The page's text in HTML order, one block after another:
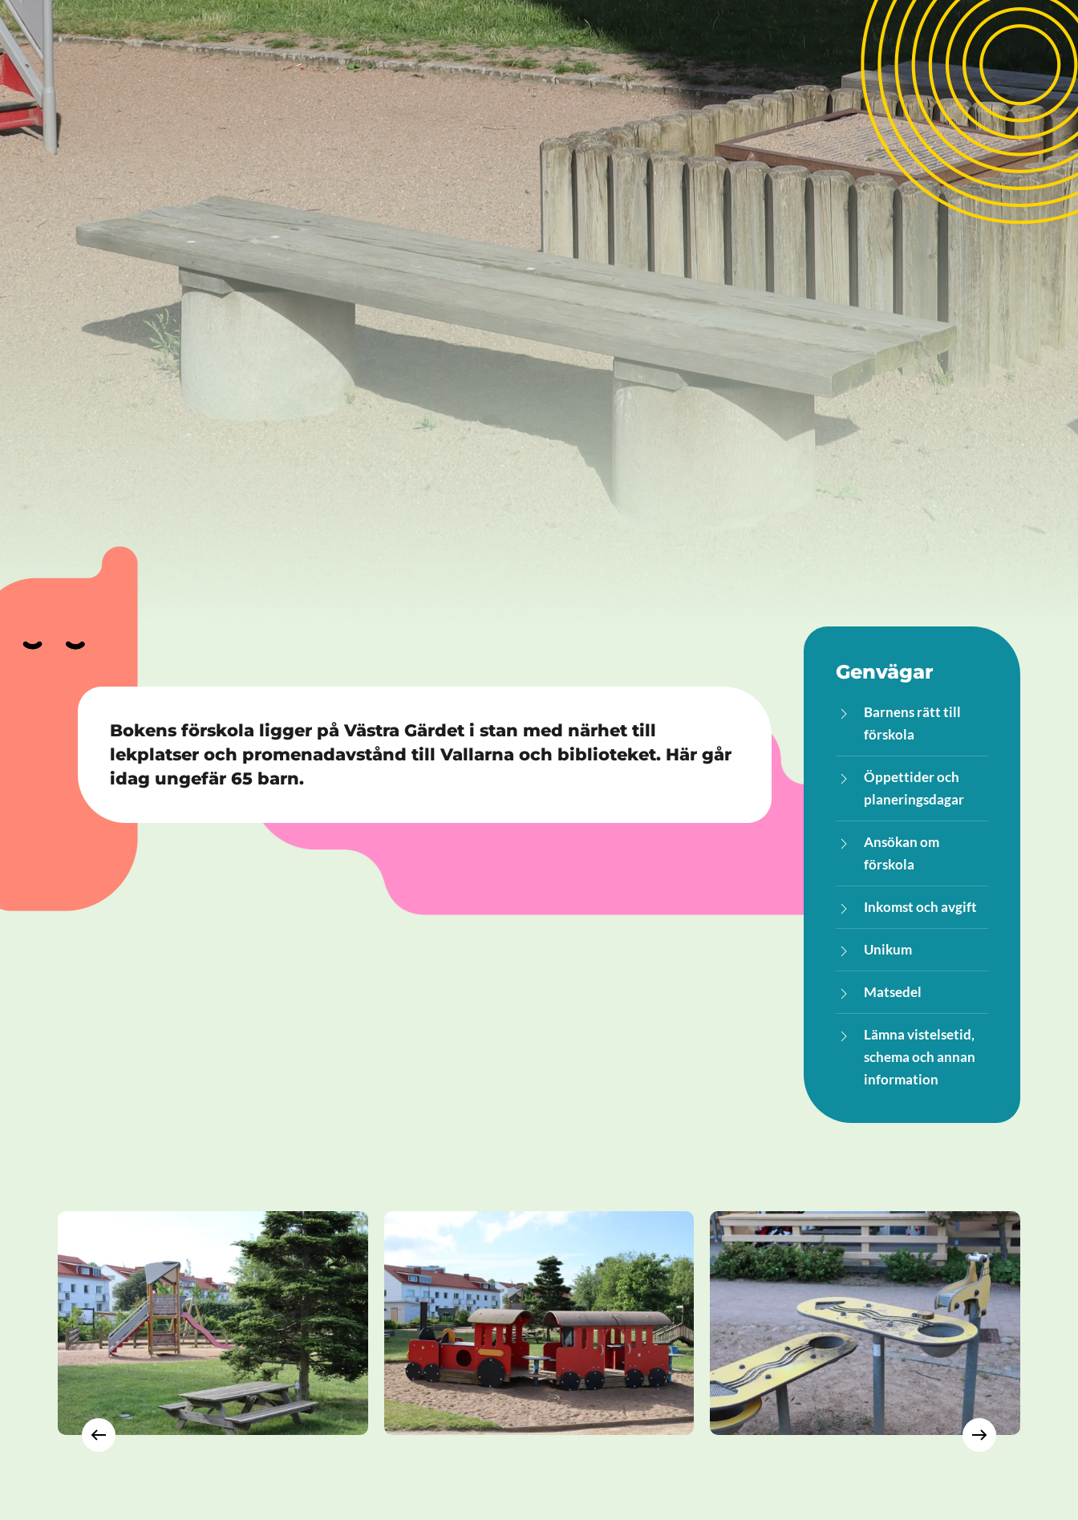
Bokens förskola ligger på Västra Gärdet i stan med närhet till
lekplatser och promenadavstånd till Vallarna och biblioteket. Här går
idag ungefär 65 barn.
Genvägar
Barnens rätt till
förskola
Öppettider och
planeringsdagar
Ansökan om
förskola
Inkomst och avgift
Unikum
Matsedel
Lämna vistelsetid,
schema och annan
information